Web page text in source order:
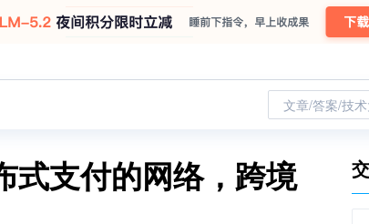
文章/答案/技
式支付的网络，跨境